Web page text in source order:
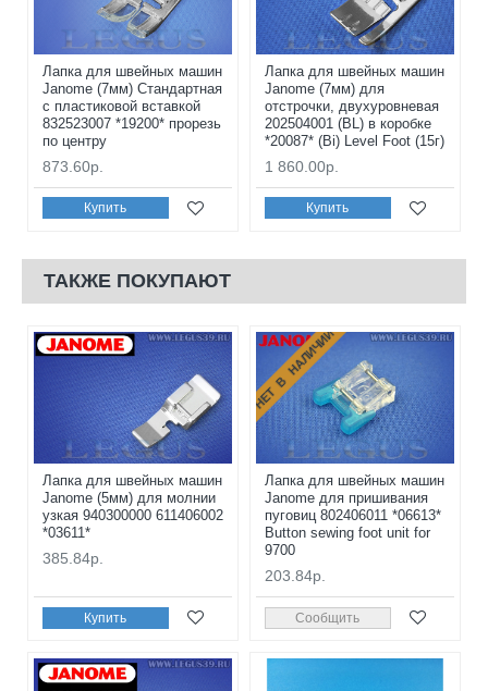
Лапка для швейных машин
Janome (7мм) Стандартная
с пластиковой вставкой
832523007 *19200* прорезь
по центру
873.60р.
Купить
Лапка для швейных машин
Janome (7мм) для
отстрочки, двухуровневая
202504001 (BL) в коробке
*20087* (Bi) Level Foot (15г)
1 860.00р.
Купить
ТАКЖЕ ПОКУПАЮТ
Лапка для швейных машин
Janome (5мм) для молнии
узкая 940300000 611406002
*03611*
385.84р.
Купить
НЕТ В НАЛИЧИИ
Лапка для швейных машин
Janome для пришивания
пуговиц 802406011 *06613*
Button sewing foot unit for
9700
203.84р.
Сообщить